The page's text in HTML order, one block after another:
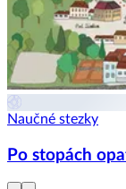
Naučné stezky
Po stopách